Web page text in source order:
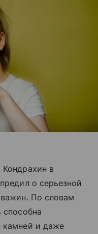
в
о серьезной
По словам
способна
камней и даже